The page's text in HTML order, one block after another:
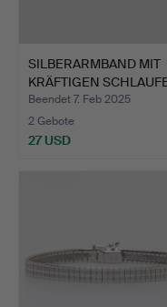
SILBERARMBAND MIT
KRÄFTIGEN
(83…
Beendet 7. Feb 2025
2 Gebote
27 USD